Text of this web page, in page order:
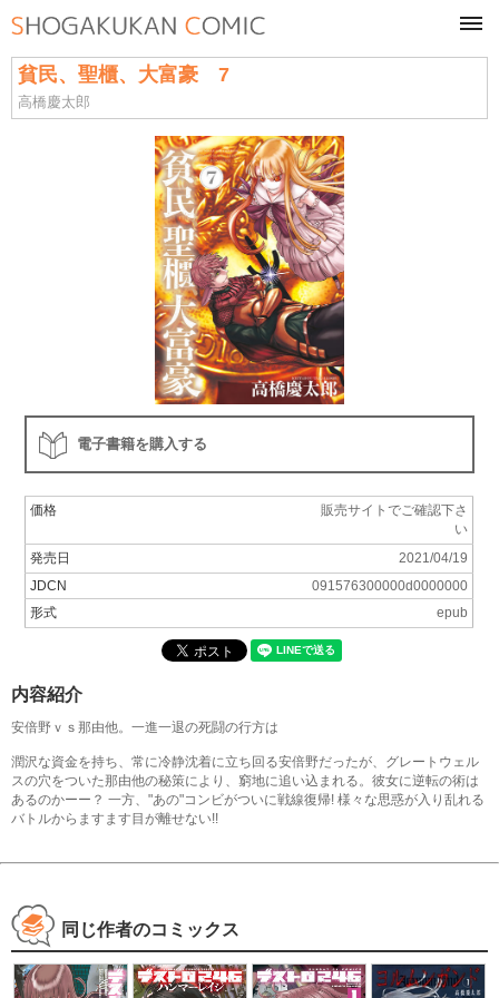
貧民、聖櫃、大富豪 7
高橋慶太郎
電子書籍を購入する
価格
販売サイトでご確認下さ
い
発売日
2021/04/19
JDCN
091576300000d0000000
形式
epub
内容紹介
安倍野ｖｓ那由他。一進一退の死闘の行方は
潤沢な資金を持ち、常に冷静沈着に立ち回る安倍野だったが、グレートウェル
スの穴をついた那由他の秘策により、窮地に追い込まれる。彼女に逆転の術は
あるのかーー？ 一方、"あの"コンビがついに戦線復帰! 様々な思惑が入り乱れる
バトルからますます目が離せない!!
同じ作者のコミックス